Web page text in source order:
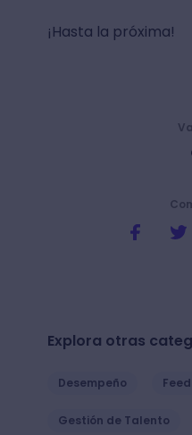
¡Hasta la próxima!
Explora otras
Desempeño
Gestión de Talento